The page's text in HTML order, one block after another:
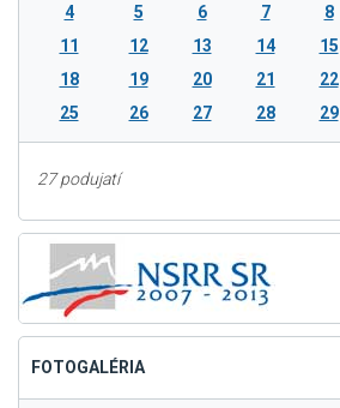
4
5 6 7 8
11
12 13 14 15
18
19 20 21 22
25
26 27 28 29
27 podujatí
FOTOGALÉRIA